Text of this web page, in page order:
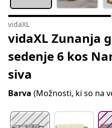
vidaXL
vidaXL Zunanja
sedenje 6 kos
siva
Barva (Možnosti, ki so na